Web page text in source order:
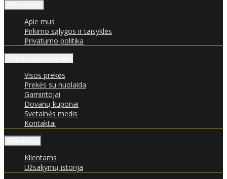
Apie mus
Pirkimo sąlygos ir taisyklės
Privatumo politika
Visos prekės
Prekės su nuolaida
Gamintojai
Dovanų kuponai
Svetainės medis
Kontaktai
Klientams
Užsakymų istorija